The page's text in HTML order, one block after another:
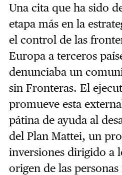
Una cita que ha sido
etapa más en la
el control de las
Europa a terceros
denunciaba un
sin Fronteras. El
promueve esta
pátina de ayuda al
del Plan Mattei, un
inversiones dirigido a
origen de las